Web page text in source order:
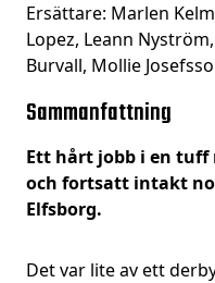
Ersättare: Marlen
Lopez, Leann
Burvall, Mollie
Sammanfattning
Ett hårt jobb i en tuff
och fortsatt intakt
Elfsborg.
Det var lite av ett